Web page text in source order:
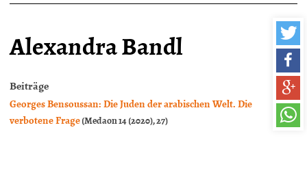
Alexandra Bandl
Beiträge
Georges Bensoussan: Die Juden der arabischen Welt. Die
verbotene Frage(Medaon 14 (2020), 27)